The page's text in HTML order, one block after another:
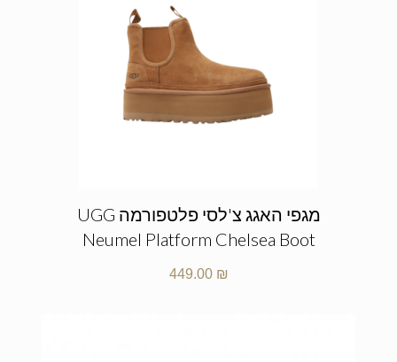
מגפי האגג צ'לסי פלטפורמה UGG
Neumel Platform Chelsea Boot
449.00 ₪